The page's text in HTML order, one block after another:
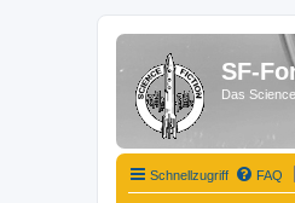
SF-
Das
Schnellzugriff FAQ